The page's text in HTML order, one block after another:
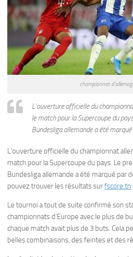
championnat
L’ouverture officielle du
le match pour la Supercoupe du
Bundesliga allemande a été
L’ouverture officielle du championnat
match pour la Supercoupe du pays. Le
Bundesliga allemande a été marqué par
pouvez trouver les résultats surfscore.tn
Le tournoi a tout de suite confirmé son
championnats d’Europe avec le plus de
chaque match avait plus de 3 buts. Cela
belles combinaisons, des feintes et des